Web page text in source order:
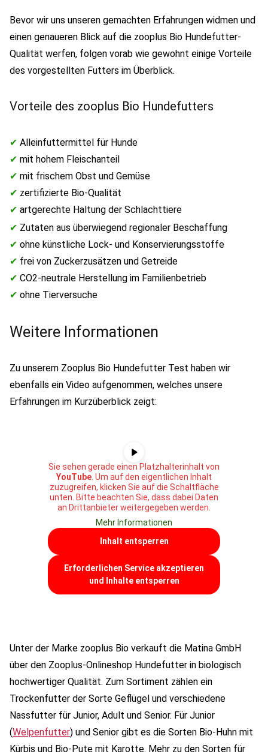
Bevor wir uns unseren gemachten Erfahrungen widmen und
einen genaueren Blick auf die zooplus Bio Hundefutter-
Qualität werfen, folgen vorab wie gewohnt einige Vorteile
des vorgestellten Futters im Überblick.
Vorteile des zooplus Bio Hundefutters
✔ Alleinfuttermittel für Hunde
✔ mit hohem Fleischanteil
✔ mit frischem Obst und Gemüse
✔ zertifizierte Bio-Qualität
✔ artgerechte Haltung der Schlachttiere
✔ Zutaten aus überwiegend regionaler Beschaffung
✔ ohne künstliche Lock- und Konservierungsstoffe
✔ frei von Zuckerzusätzen und Getreide
✔ CO2-neutrale Herstellung im Familienbetrieb
✔ ohne Tierversuche
Weitere Informationen
Zu unserem Zooplus Bio Hundefutter Test haben wir
ebenfalls ein Video aufgenommen, welches unsere
Erfahrungen im Kurzüberblick zeigt:
Sie sehen gerade einen Platzhalterinhalt von
YouTube . Um auf den eigentlichen Inhalt
zuzugreifen, klicken Sie auf die Schaltfläche
unten. Bitte beachten Sie, dass dabei Daten
an Drittanbieter weitergegeben werden.
Mehr Informationen
Inhalt entsperren
Erforderlichen Service akzeptieren
und Inhalte entsperren
Unter der Marke zooplus Bio verkauft die Matina GmbH
über den Zooplus-Onlineshop Hundefutter in biologisch
hochwertiger Qualität. Zum Sortiment zählen ein
Trockenfutter der Sorte Geflügel und verschiedene
Nassfutter für Junior, Adult und Senior. Für Junior
(Welpenfutter) und Senior gibt es die Sorten Bio-Huhn mit
Kürbis und Bio-Pute mit Karotte. Mehr zu den Sorten für